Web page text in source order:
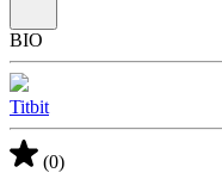
BIO
Titbit
(0)